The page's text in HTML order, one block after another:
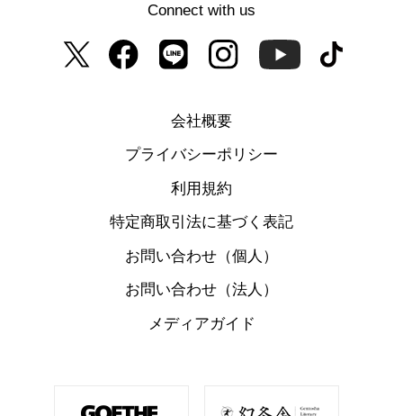
Connect with us
会社概要
プライバシーポリシー
利用規約
特定商取引法に基づく表記
お問い合わせ（個人）
お問い合わせ（法人）
メディアガイド